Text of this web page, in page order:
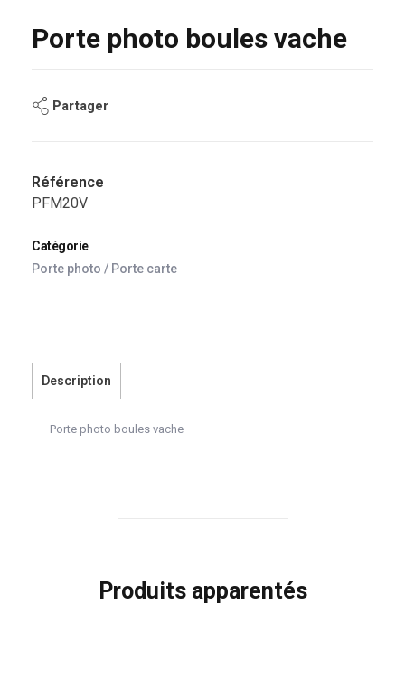
Porte photo boules vache
Partager
Référence
PFM20V
Catégorie
Porte photo / Porte carte
Description
Porte photo boules vache
Produits apparentés